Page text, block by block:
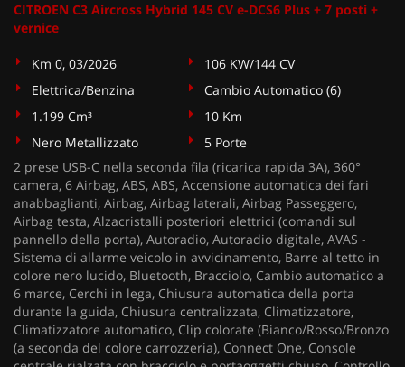
CITROEN C3 Aircross Hybrid 145 CV e-DCS6 Plus + 7 posti +
vernice
Km 0, 03/2026
106 KW/144 CV
Elettrica/Benzina
Cambio Automatico (6)
1.199 Cm³
10 Km
Nero Metallizzato
5 Porte
2 prese USB-C nella seconda fila (ricarica rapida 3A), 360°
camera, 6 Airbag, ABS, ABS, Accensione automatica dei fari
anabbaglianti, Airbag, Airbag laterali, Airbag Passeggero,
Airbag testa, Alzacristalli posteriori elettrici (comandi sul
pannello della porta), Autoradio, Autoradio digitale, AVAS -
Sistema di allarme veicolo in avvicinamento, Barre al tetto in
colore nero lucido, Bluetooth, Bracciolo, Cambio automatico a
6 marce, Cerchi in lega, Chiusura automatica della porta
durante la guida, Chiusura centralizzata, Climatizzatore,
Climatizzatore automatico, Clip colorate (Bianco/Rosso/Bronzo
(a seconda del colore carrozzeria), Connect One, Console